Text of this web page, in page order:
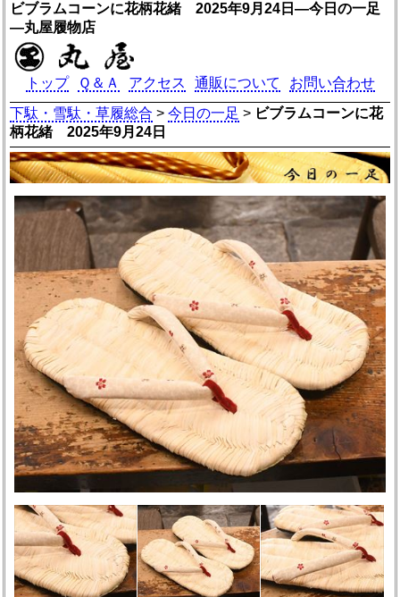
ビブラムコーンに花柄花緒 2025年9月24日―今日の一足
―丸屋履物店
トップ Ｑ＆Ａ アクセス 通販について
お問い合わせ
下駄・雪駄・草履総合 >今日の一足 > ビブラムコーンに花
柄花緒 2025年9月24日